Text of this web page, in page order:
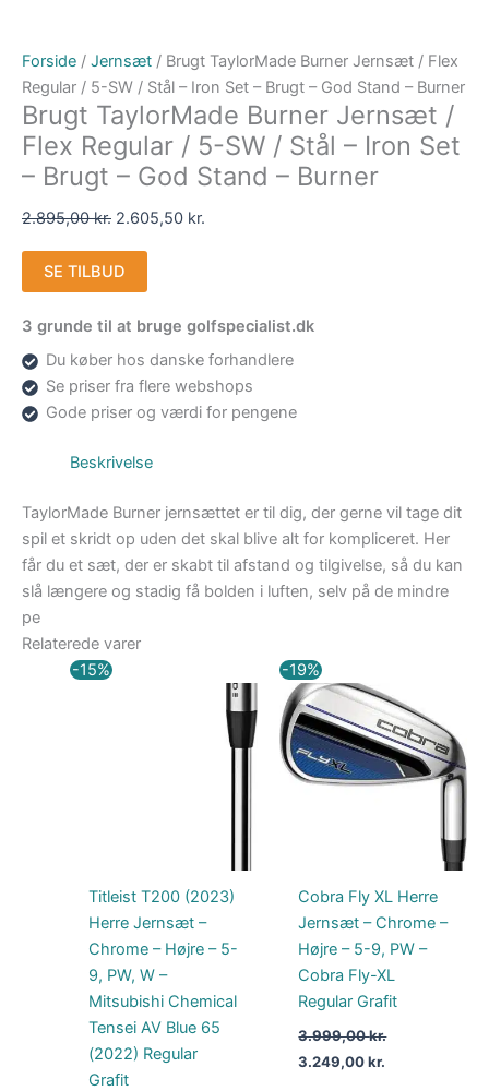
Forside / Jernsæt / Brugt TaylorMade Burner Jernsæt / Flex
Regular / 5-SW / Stål – Iron Set – Brugt – God Stand – Burner
Brugt TaylorMade Burner Jernsæt /
Flex Regular / 5-SW / Stål – Iron Set
– Brugt – God Stand – Burner
2.895,00kr. 2.605,50 kr.
SE TILBUD
3 grunde til at bruge golfspecialist.dk
Du køber hos danske forhandlere
Se priser fra flere webshops
Gode priser og værdi for pengene
Beskrivelse
TaylorMade Burner jernsættet er til dig, der gerne vil tage dit
spil et skridt op uden det skal blive alt for kompliceret. Her
får du et sæt, der er skabt til afstand og tilgivelse, så du kan
slå længere og stadig få bolden i luften, selv på de mindre
pe
Relaterede varer
-15%
Titleist T200 (2023)
Herre Jernsæt –
Chrome – Højre – 5-
9, PW, W –
Mitsubishi Chemical
Tensei AV Blue 65
(2022) Regular
Grafit
Den
oprindelige
aktuelle
10.411,65 kr..
-19%
Cobra Fly XL Herre
Jernsæt – Chrome –
Højre – 5-9, PW –
Cobra Fly-XL
Regular Grafit
3.999,00kr.
Den
oprindelige
pris
var:
3.999,00 kr..
3.249,00kr.
pris
er:
3.249,00 kr..